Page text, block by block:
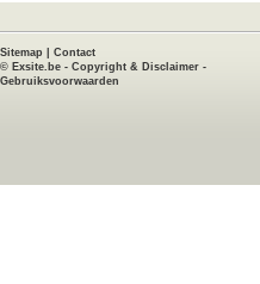
Sitemap
Contact
© Exsite.be - Copyright & Disclaimer -
Gebruiksvoorwaarden